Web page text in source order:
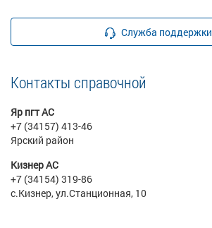
Служба поддержки
Контакты справочной
Яр пгт АС
+7 (34157) 413-46
Ярский район
Кизнер АС
+7 (34154) 319-86
с.Кизнер, ул.Станционная, 10